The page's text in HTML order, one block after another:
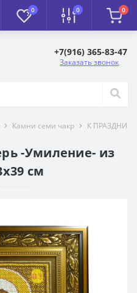
0 0 0
+7(916) 365-83-47
Заказать звонок
Камни семи чакр К
-Умиление- из
см